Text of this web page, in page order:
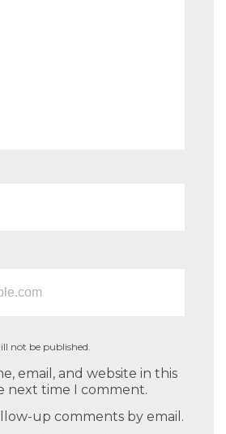
not be published.
email, and website in this
next time I comment.
up comments by email.